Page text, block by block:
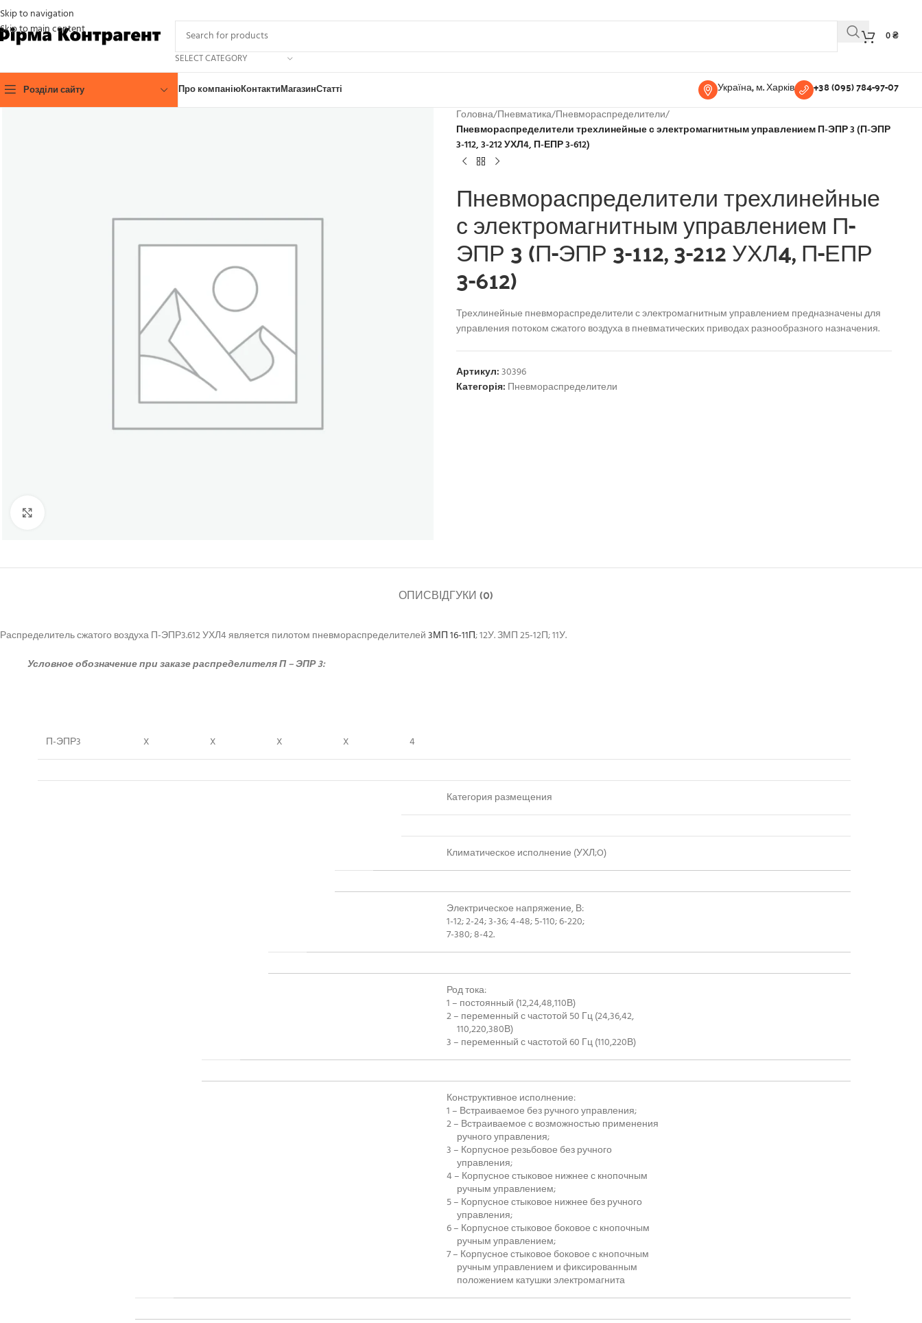
Skip to navigation
Skip to main content
SELECT CATEGORY
0₴
Розділи сайту Про компаніюКонтактиМагазинСтатті Україна, м. Харків +38 (095) 784-97-07
Головна/Пневматика/Пневмораспределители/
Пневмораспределители трехлинейные с электромагнитным управлением П-ЭПР 3 (П-ЭПР
3-112, 3-212 УХЛ4, П-ЕПР 3-612)
Пневмораспределители трехлинейные
с электромагнитным управлением П-
ЭПР 3 (П-ЭПР 3-112, 3-212 УХЛ4, П-ЕПР
3-612)
Трехлинейные пневмораспределители с электромагнитным управлением предназначены для
управления потоком сжатого воздуха в пневматических приводах разнообразного назначения.
Артикул:30396
Категорія: Пневмораспределители
ОПИСВІДГУКИ (0)
Распределитель сжатого воздуха П-ЭПР3.612 УХЛ4 является пилотом пневмораспределителей3МП 16-11П; 12У. ЗМП 25-12П; 11У.
Условное обозначение при заказе распределителя П – ЭПР 3:
П-ЭПР3 X X X X 4
Категория размещения
Климатическое исполнение (УХЛ;O)
Электрическое напряжение, В:
1-12; 2-24; 3-36; 4-48; 5-110; 6-220;
7-380; 8-42.
Род тока:
1 – постоянный (12,24,48,110В)
2 – переменный с частотой 50 Гц (24,36,42,
110,220,380В)
3 – переменный с частотой 60 Гц (110,220В)
Конструктивное исполнение:
1 – Встраиваемое без ручного управления;
2 – Встраиваемое с возможностью применения
ручного управления;
3 – Корпусное резьбовое без ручного
управления;
4 – Корпусное стыковое нижнее с кнопочным
ручным управлением;
5 – Корпусное стыковое нижнее без ручного
управления;
6 – Корпусное стыковое боковое с кнопочным
ручным управлением;
7 – Корпусное стыковое боковое с кнопочным
ручным управлением и фиксированным
положением катушки электромагнита